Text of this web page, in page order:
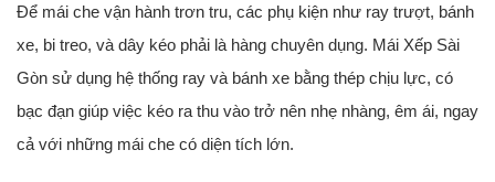
Để mái che vận hành trơn tru, các phụ kiện như ray trượt, bánh
xe, bi treo, và dây kéo phải là hàng chuyên dụng. Mái Xếp Sài
Gòn sử dụng hệ thống ray và bánh xe bằng thép chịu lực, có
bạc đạn giúp việc kéo ra thu vào trở nên nhẹ nhàng, êm ái, ngay
cả với những mái che có diện tích lớn.